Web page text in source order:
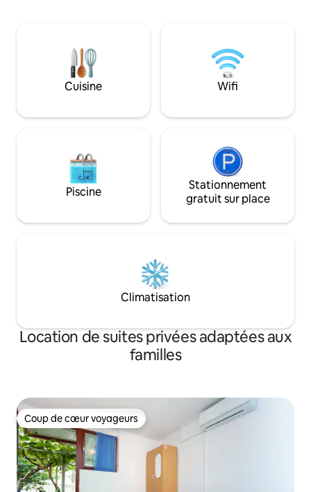
arrivant en
inclus
privé.
Cuisine Wifi
Piscine
Stationnement
gratuit sur place
Climatisation
Location de suites privées adaptées aux
familles
Coup de cœur voyageurs
Coup de cœur voyageurs